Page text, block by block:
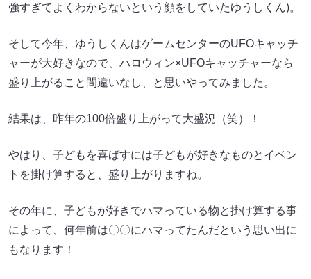
強すぎてよくわからないという顔をしていたゆうしくん)。
そして今年、ゆうしくんはゲームセンターのUFOキャッチ
ャーが大好きなので、ハロウィン×UFOキャッチャーなら
盛り上がること間違いなし、と思いやってみました。
結果は、昨年の100倍盛り上がって大盛況（笑）！
やはり、子どもを喜ばすには子どもが好きなものとイベン
トを掛け算すると、盛り上がりますね。
その年に、子どもが好きでハマっている物と掛け算する事
によって、何年前は〇〇にハマってたんだという思い出に
もなります！